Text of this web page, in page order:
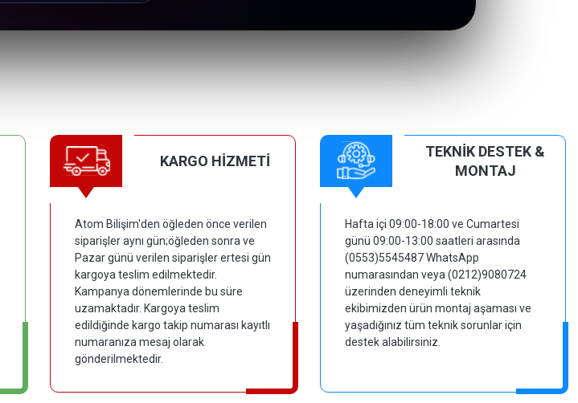
KARGO HİZMETİ
Atom Bilişim'den öğleden önce verilen
siparişler aynı gün;öğleden sonra ve
Pazar günü verilen siparişler ertesi gün
kargoya teslim edilmektedir.
Kampanya dönemlerinde bu süre
uzamaktadır. Kargoya teslim
edildiğinde kargo takip numarası kayıtlı
numaranıza mesaj olarak
gönderilmektedir.
TEKNİK DESTEK &
MONTAJ
Hafta içi 09:00-18:00 ve Cumartesi
günü 09:00-13:00 saatleri arasında
(0553)5545487 WhatsApp
numarasından veya (0212)9080724
üzerinden deneyimli teknik
ekibimizden ürün montaj aşaması ve
yaşadığınız tüm teknik sorunlar için
destek alabilirsiniz.